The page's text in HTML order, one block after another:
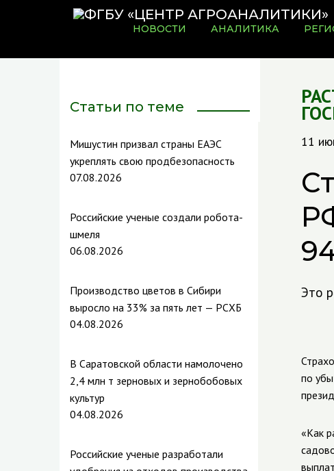
НОВОСТИ АНАЛИТИКА
Статьи по теме
Мишустин призвал страны ЕАЭС
укреплять свою продбезопасность
07.08.2026
Российские ученые создали робота-
шмеля
06.08.2026
Производство цветов в Сибири
выросло на 33% за пять лет — РСХБ
04.08.2026
В Саратовской области намолочено
2,4 млн т зерновых и зернобобовых
культур
04.08.2026
Российские ученые разработали
11
Это
по
«Как